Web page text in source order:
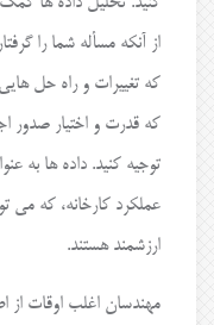
از آنکه مسأله شما را
که تغییرات و راه حل
که قدرت و اختیار صدور
توجیه کنید. داده ها به
عملکرد کارخانه، که می
ارزشمند هستند.
مهندسان اغلب اوقات از